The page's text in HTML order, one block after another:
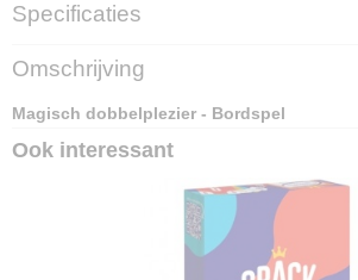
Specificaties
EAN code
4010168294001
Omschrijving
Magisch dobbelplezier - Bordspel
Ook interessant